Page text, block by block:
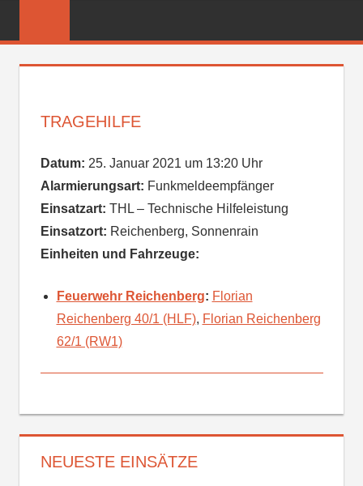
FEUERWEHR
TRAGEHILFE
Datum: 25. Januar 2021 um 13:20 Uhr
Alarmierungsart: Funkmeldeempfänger
Einsatzart: THL – Technische Hilfeleistung
Einsatzort: Reichenberg, Sonnenrain
Einheiten und Fahrzeuge:
Feuerwehr Reichenberg: Florian
Reichenberg 40/1 (HLF), Florian Reichenberg
62/1 (RW1)
NEUESTE EINSÄTZE